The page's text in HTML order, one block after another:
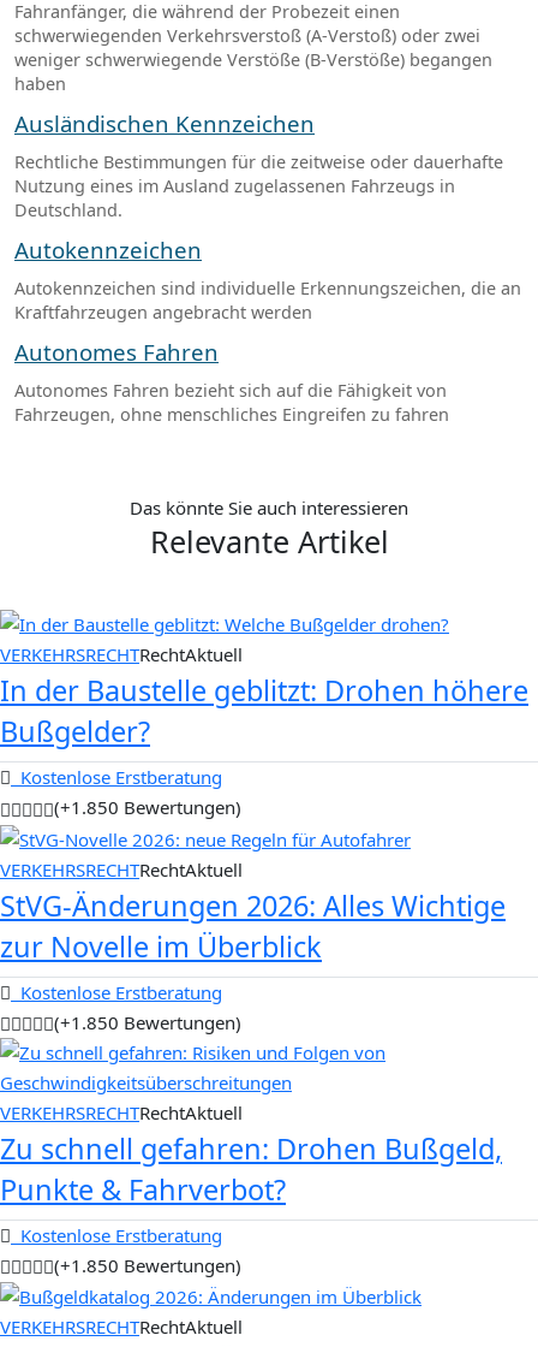
Fahranfänger, die während der Probezeit einen
schwerwiegenden Verkehrsverstoß (A-Verstoß) oder zwei
weniger schwerwiegende Verstöße (B-Verstöße) begangen
haben
Ausländischen Kennzeichen
Rechtliche Bestimmungen für die zeitweise oder dauerhafte
Nutzung eines im Ausland zugelassenen Fahrzeugs in
Deutschland.
Autokennzeichen
Autokennzeichen sind individuelle Erkennungszeichen, die an
Kraftfahrzeugen angebracht werden
Autonomes Fahren
Autonomes Fahren bezieht sich auf die Fähigkeit von
Fahrzeugen, ohne menschliches Eingreifen zu fahren
Das könnte Sie auch interessieren
Relevante Artikel
VERKEHRSRECHTRechtAktuell
In der Baustelle geblitzt: Drohen höhere
Bußgelder?
Kostenlose Erstberatung
(+1.850 Bewertungen)
VERKEHRSRECHTRechtAktuell
StVG-Änderungen 2026: Alles Wichtige
zur Novelle im Überblick
Kostenlose Erstberatung
(+1.850 Bewertungen)
VERKEHRSRECHTRechtAktuell
Zu schnell gefahren: Drohen Bußgeld,
Punkte & Fahrverbot?
Kostenlose Erstberatung
(+1.850 Bewertungen)
VERKEHRSRECHTRechtAktuell